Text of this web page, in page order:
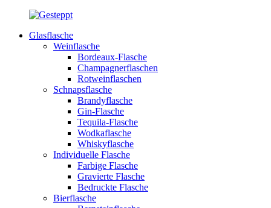
Glasflasche
Weinflasche
Bordeaux-Flasche
Champagnerflaschen
Rotweinflaschen
Schnapsflasche
Brandyflasche
Gin-Flasche
Tequila-Flasche
Wodkaflasche
Whiskyflasche
Individuelle Flasche
Farbige Flasche
Gravierte Flasche
Bedruckte Flasche
Bierflasche